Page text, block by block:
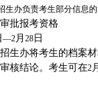
生办负责考生部分信息的
批报考资格
—2月 28日
办将考生的档案材
核结论。考生可在2月